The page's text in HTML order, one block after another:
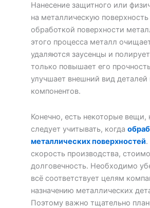
Нанесение защитного или
на металлическую поверхность
обработкой поверхности
этого процесса металл
удаляются заусенцы и
только повышает его
улучшает внешний вид деталей
компонентов.
Конечно, есть некоторые вещи,
следует учитывать, когда
металлических поверхностей
скорость производства,
долговечность. Необходимо
всё соответствует целям
назначению металлических
Поэтому важно тщательно